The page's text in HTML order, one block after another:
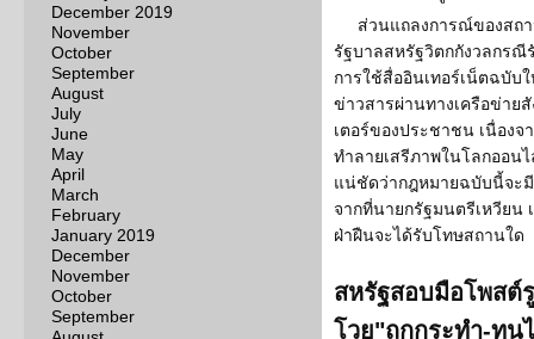
December 2019
November
October
September
August
July
June
May
April
March
February
January 2019
December
November
October
September
ส่วนแถลงการณ์ของสถ
รัฐบาลสหรัฐวิตกกังวลกรณี
การใช้สื่ออินเทอร์เน็ตฉบับ
ข่าวสารผ่านทางเครือข่าย
เตอร์ของประชาชน เนื่องจ
ทำลายเสรีภาพในโลกออน
แน่ชัดว่ากฎหมายฉบับนี้จะมี
จากที่นายกรัฐมนตรีเหวียน
ฝ่าฝืนจะได้รับโทษสถานใด
สหรัฐสอบมือโพสต์
โวย"ถูกกระทำ-ทน